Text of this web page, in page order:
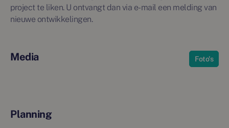
project te liken. U ontvangt dan via e-mail een melding van
nieuwe ontwikkelingen.
Media Foto's
Planning